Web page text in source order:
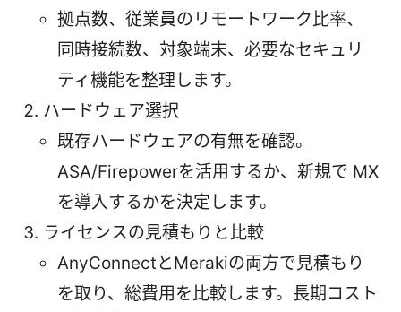
拠点数、従業員のリモートワーク比率、
同時接続数、対象端末、必要なセキュリ
ティ機能を整理します。
ハードウェア選択
既存ハードウェアの有無を確認。
ASA/Firepowerを活用するか、新規で MX
を導入するかを決定します。
ライセンスの見積もりと比較
AnyConnectとMerakiの両方で見積もり
を取り、総費用を比較します。長期コスト